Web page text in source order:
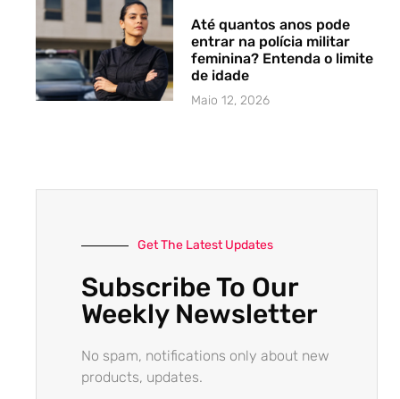
Até quantos anos pode
entrar na polícia militar
feminina? Entenda o limite
de idade
Maio 12, 2026
Get The Latest Updates
Subscribe To Our
Weekly Newsletter
No spam, notifications only about new
products, updates.